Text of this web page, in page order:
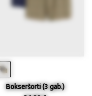
Bokseršorti (3 gab.)